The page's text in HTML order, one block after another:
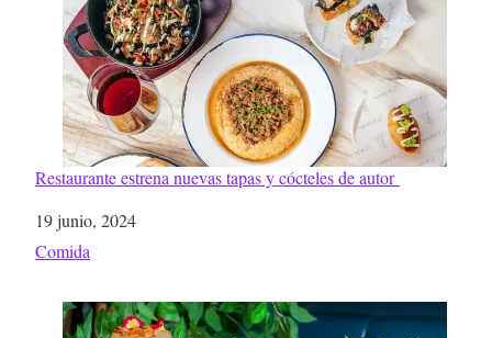
Restaurante estrena nuevas tapas y cócteles de autor
Fecha
19 junio, 2024
Respecto a
Comida